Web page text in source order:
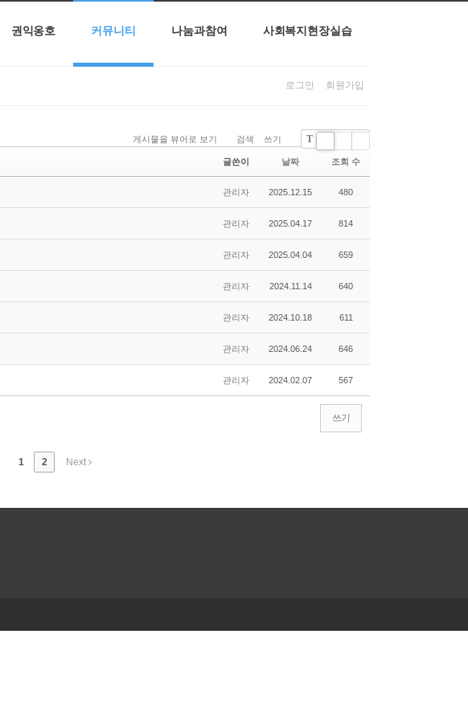
권익옹호 커뮤니티 나눔과참여 사회복지현장실습
로그인 회원가입
T
게시물을 뷰어로 보기 검색 쓰기
Li
Zi
n
G
al
y
글쓴이 날짜 조회 수
관리자 2025.12.15 480
관리자 2025.04.17 814
관리자 2025.04.04 659
관리자 2024.11.14 640
관리자 2024.10.18 611
관리자 2024.06.24 646
관리자 2024.02.07 567
쓰기
1 2 Next